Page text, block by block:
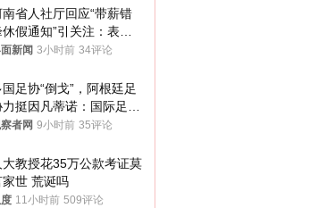
南省人社厅回应“带薪错
假通知”引关注：表述
准确，待修改后印发
新闻 3小时前 34评论
国足协“倒戈”，阿根廷足
挺因凡蒂诺：国际足联
应继续在其领导下前行
者网 9小时前 35评论
大教授花35万公款考证莫
家世 荒诞吗
11小时前 509评论